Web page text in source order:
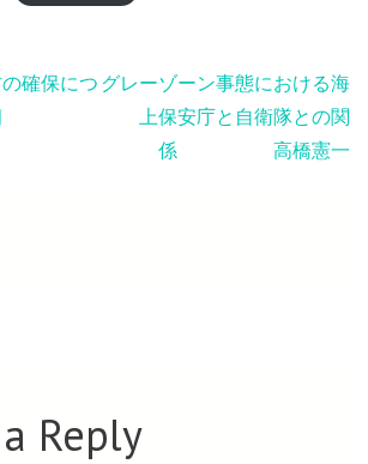
確保につ グレーゾーン事態における海
上保安庁と自衛隊との関
係 高橋憲一
Reply